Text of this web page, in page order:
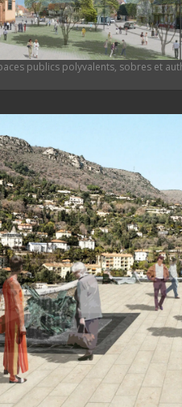
publics polyvalents, sobres et